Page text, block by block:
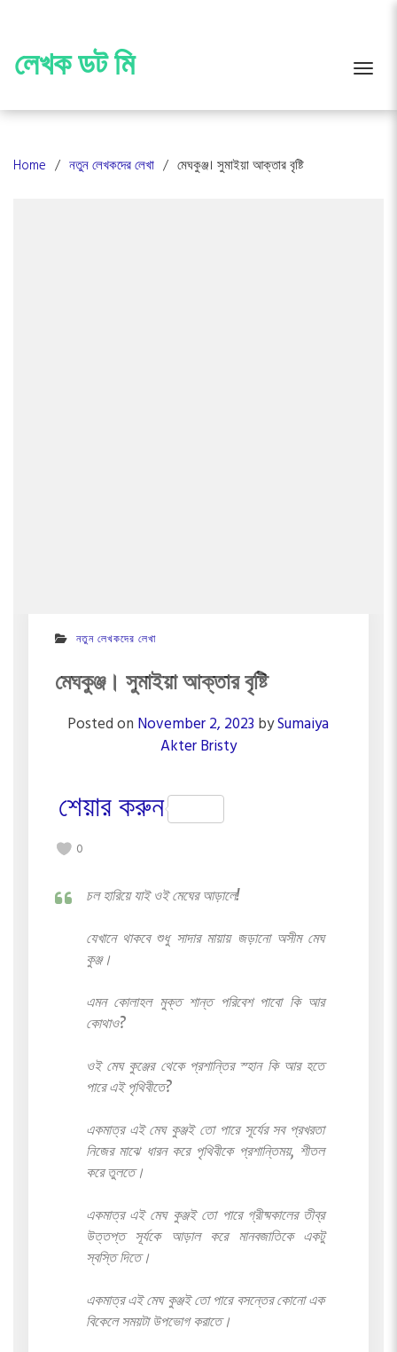
content
লেখক ডট মি
Home নতুন লেখকদের লেখা মেঘকুঞ্জ। সুমাইয়া আক্তার বৃষ্টি
নতুন লেখকদের লেখা
মেঘকুঞ্জ। সুমাইয়া আক্তার বৃষ্টি
Posted on November 2, 2023 bySumaiya
Akter Bristy
শেয়ার করুন
0
চল হারিয়ে যাই ওই মেঘের আড়ালে!
যেখানে থাকবে শুধু সাদার মায়ায় জড়ানো অসীম মেঘ
কুঞ্জ।
এমন কোলাহল মুক্ত শান্ত পরিবেশ পাবো কি আর
কোথাও?
ওই মেঘ কুঞ্জের থেকে প্রশান্তির স্হান কি আর হতে
পারে এই পৃথিবীতে?
একমাত্র এই মেঘ কুঞ্জই তো পারে সূর্যের সব প্রখরতা
নিজের মাঝে ধারন করে পৃথিবীকে প্রশান্তিময়, শীতল
করে তুলতে।
একমাত্র এই মেঘ কুঞ্জই তো পারে গ্রীষ্মকালের তীব্র
উত্তপ্ত সূর্যকে আড়াল করে মানবজাতিকে একটু
স্বস্তি দিতে।
একমাত্র এই মেঘ কুঞ্জই তো পারে বসন্তের কোনো এক
বিকেলে সময়টা উপভোগ করাতে।